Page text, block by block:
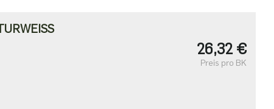
26,32 €
Preis pro BK